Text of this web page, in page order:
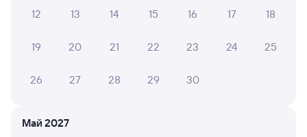
Что делать, если ошибся при вводе данных
Как получить отчетные документы для
бухгалтерии?
12 13 14 15 16 17 18
19 20 21 22 23 24 25
26 27 28 29 30
Май 2027